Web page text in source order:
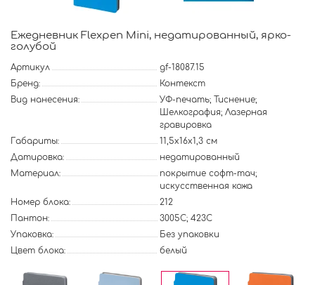
Ежедневник Flexpen Mini, недатированный, ярко-
голубой
Артикул
gf-18087.15
Бренд:
Контекст
Вид нанесения:
УФ-печать; Тиснение;
Шелкография; Лазерная
гравировка
Габариты:
11,5х16х1,3 см
Датировка:
недатированный
Материал:
покрытие софт-тач;
искусственная кожа
Номер блока:
212
Пантон:
3005C; 423C
Упаковка:
Без упаковки
Цвет блока:
белый